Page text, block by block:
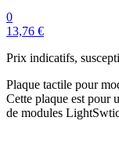
0
13,76 €
Prix indicatifs,
Plaque tactile pour
Cette plaque est pour
de modules